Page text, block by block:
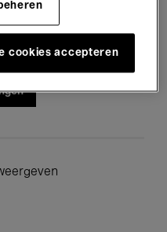
Palace
cookies accepteren